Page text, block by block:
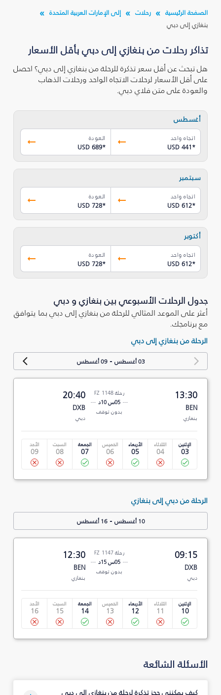
الصفحة الرئيسية رحلات
إلى الإمارات العربية المتحدة
بنغازي إلى دبي
تذاكر رحلات من بنغازي إلى دبي بأقل الأسعار
هل تبحث عن أقل سعر تذكرة للرحلة من بنغازي إلى دبي؟ احصل
على أقل الأسعار لرحلات الاتجاه الواحد ورحلات الذهاب
والعودة على متن فلاي دبي.
أغسطس
اتجاه واحد
USD 441*
العودة
USD 689*
سبتمبر
اتجاه واحد
USD 612*
العودة
USD 728*
أكتوبر
اتجاه واحد
USD 612*
العودة
USD 728*
جدول الرحلات الأسبوعي بين بنغازي و دبي
أعثر على الموعد المثالي للرحلة من بنغازي إلى دبي بما يتوافق
مع برنامجك.
الرحلة من بنغازي إلى دبي
03 أغسطس -09 أغسطس
13:30
BEN
بنغازي
رحلة FZ 1148
05س 10د
بدون توقف
20:40
DXB
دبي
الإثنين
03
الثلاثاء
04
الأربعاء
05
الخميس
06
الجمعة
07
السبت
08
الأحد
09
الرحلة من دبي إلى بنغازي
10 أغسطس -16 أغسطس
09:15
DXB
دبي
رحلة FZ 1147
05س 15د
بدون توقف
12:30
BEN
بنغازي
الإثنين
10
الثلاثاء
11
الأربعاء
12
الخميس
13
الجمعة
14
السبت
15
الأحد
16
الأسئلة الشائعة
كيف يمكنني حجز تذكرة لرحلة من بنغازي إلى دبي